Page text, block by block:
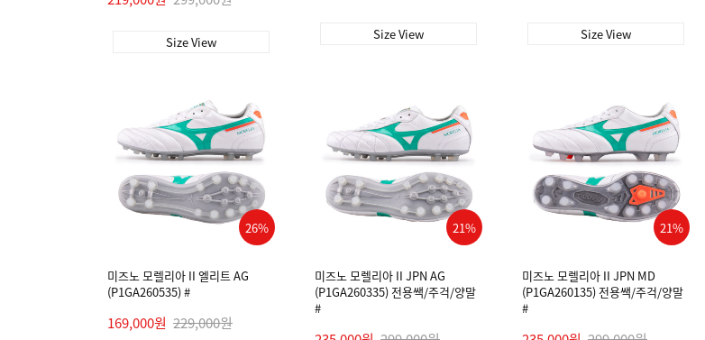
Size View Size View Size View
26%
미즈노 모렐리아 II 엘리트 AG
(P1GA260535) #
169,000원 229,000원
21%
미즈노 모렐리아 II JPN AG
(P1GA260335) 전용쌕/주걱/양말
#
21%
미즈노 모렐리아 II JPN MD
(P1GA260135) 전용쌕/주걱/양말
#